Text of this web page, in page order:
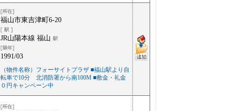
福山市東吉津町6-20
JR山陽本線 福山
1991/03
（物件名称）フォーサイトプラザ ■福山駅より自
転車で10分 北消防署から南100M ■敷金・礼金
０円キャンペーン中